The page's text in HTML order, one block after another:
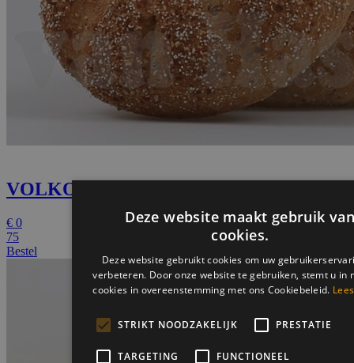
VOLKORENBOL
€ 0
75
Bestel